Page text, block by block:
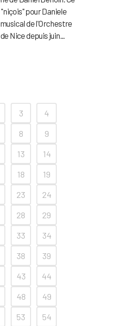
pour Daniele
de l'Orchestre
Nice depuis juin...
3
4
8
9
13
14
18
19
23
24
28
29
33
34
38
39
43
44
48
49
53
54